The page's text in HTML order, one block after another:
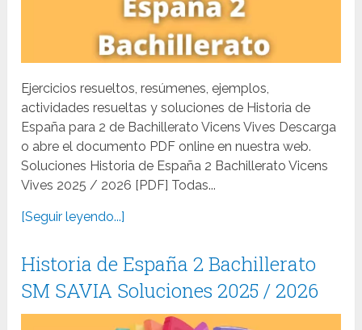
Ejercicios resueltos, resúmenes, ejemplos,
actividades resueltas y soluciones de Historia de
España para 2 de Bachillerato Vicens Vives Descarga
o abre el documento PDF online en nuestra web.
Soluciones Historia de España 2 Bachillerato Vicens
Vives 2025 / 2026 [PDF] Todas...
[Seguir leyendo...]
Historia de España 2 Bachillerato
SM SAVIA Soluciones 2025 / 2026